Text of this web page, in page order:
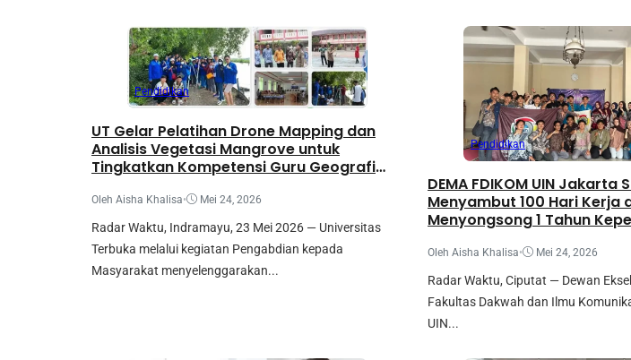
Pendidikan
UT Gelar Pelatihan Drone Mapping dan
Analisis Vegetasi Mangrove untuk
Tingkatkan Kompetensi Guru Geografi
Oleh Aisha Khalisa• Mei 24, 2026
Radar Waktu, Indramayu, 23 Mei 2026 — Universitas
Terbuka melalui kegiatan Pengabdian kepada
Masyarakat menyelenggarakan...
Pendidikan
DEMA FDIKOM UIN Jakarta
Menyambut 100 Hari Kerja
Menyongsong 1 Tahun
Oleh Aisha Khalisa• Mei 24, 2026
Radar Waktu, Ciputat — Dewan
Fakultas Dakwah dan Ilmu
UIN...